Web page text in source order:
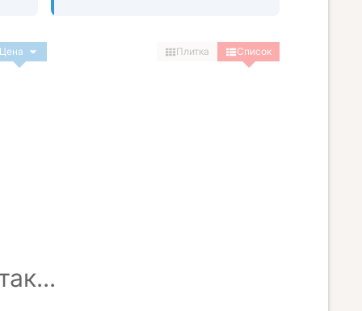
Цена Плитка Список